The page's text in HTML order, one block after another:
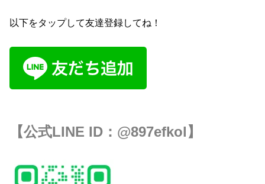
以下をタップして友達登録してね！
【公式LINE ID： @897efkol 】